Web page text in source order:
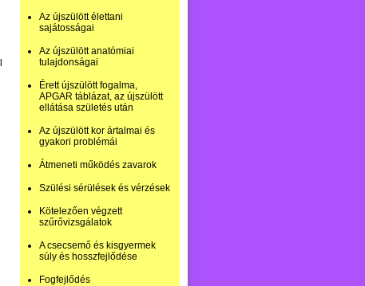
Az újszülött élettani
sajátosságai
Az újszülött anatómiai
tulajdonságai
Érett újszülött fogalma,
APGAR táblázat, az újszülött
ellátása születés után
Az újszülött kor ártalmai és
gyakori problémái
Átmeneti működés zavarok
Szülési sérülések és vérzések
Kötelezően végzett
szűrővizsgálatok
A csecsemő és kisgyermek
súly és hosszfejlődése
Fogfejlődés